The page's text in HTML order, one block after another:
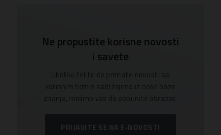
Ne propustite korisne novosti
i savete
znanja, molimo vas da popunite obrazac.
PRIJAVITE SE NA E-NOVOSTI